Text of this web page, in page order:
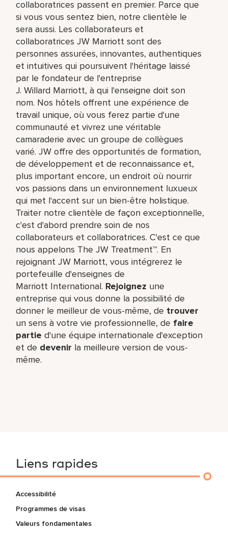
collaboratrices passent en premier. Parce que
si vous vous sentez bien, notre clientèle le
sera aussi. Les collaborateurs et
collaboratrices JW Marriott sont des
personnes assurées, innovantes, authentiques
et intuitives qui poursuivent l'héritage laissé
par le fondateur de l'entreprise
J. Willard Marriott, à qui l'enseigne doit son
nom. Nos hôtels offrent une expérience de
travail unique, où vous ferez partie d'une
communauté et vivrez une véritable
camaraderie avec un groupe de collègues
varié. JW offre des opportunités de formation,
de développement et de reconnaissance et,
plus important encore, un endroit où nourrir
vos passions dans un environnement luxueux
qui met l'accent sur un bien-être holistique.
Traiter notre clientèle de façon exceptionnelle,
c'est d'abord prendre soin de nos
collaborateurs et collaboratrices. C'est ce que
nous appelons The JW Treatment™. En
rejoignant JW Marriott, vous intégrerez le
portefeuille d'enseignes de
Marriott International. Rejoignez une
entreprise qui vous donne la possibilité de
donner le meilleur de vous-même,​ de trouver
un sens à votre vie professionnelle, de faire
partie d'une équipe internationale​ d'exception
et de devenir la meilleure version de vous-
même.
Liens rapides
Accessibilité
Programmes de visas
Valeurs fondamentales